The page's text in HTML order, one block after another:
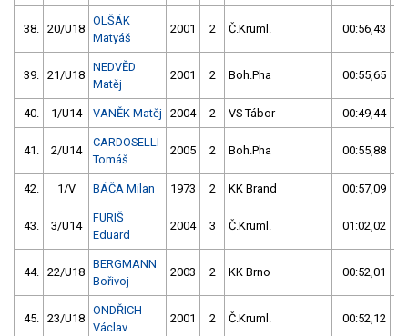
38. 20/U18
OLŠÁK
Matyáš
2001 2 Č.Kruml. 00:56,43
39. 21/U18
NEDVĚD
Matěj
2001 2 Boh.Pha 00:55,65
40. 1/U14 VANĚK Matěj 2004 2 VS Tábor 00:49,44
41. 2/U14
CARDOSELLI
Tomáš
2005 2 Boh.Pha 00:55,88
42. 1/V BÁČA Milan 1973 2 KK Brand 00:57,09
43. 3/U14
FURIŠ
Eduard
2004 3 Č.Kruml. 01:02,02
44. 22/U18
BERGMANN
Bořivoj
2003 2 KK Brno 00:52,01
45. 23/U18
ONDŘICH
Václav
2001 2 Č.Kruml. 00:52,12